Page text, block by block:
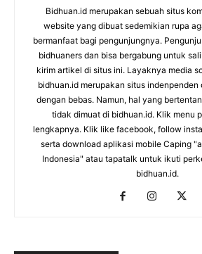
Bidhuan.id merupakan sebuah situs
website yang dibuat sedemikian rupa
bermanfaat bagi pengunjungnya.
bidhuaners dan bisa bergabung untuk
kirim artikel di situs ini. Layaknya media
bidhuan.id merupakan situs indenpenden
dengan bebas. Namun, hal yang
tidak dimuat di bidhuan.id. Klik menu
lengkapnya. Klik like facebook, follow
serta download aplikasi mobile Caping
Indonesia" atau tapatalk untuk ikuti
bidhuan.id.